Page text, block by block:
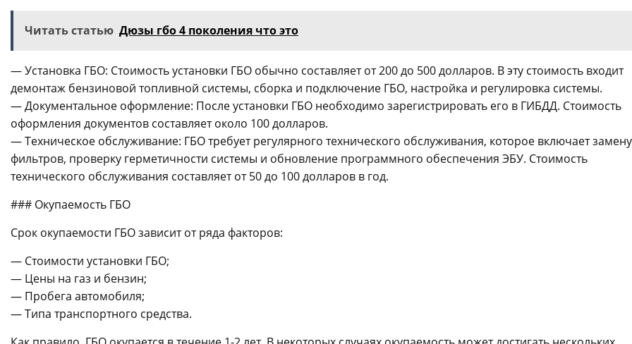
Читать статью Дюзы гбо 4 поколения что это
— Установка ГБО: Стоимость установки ГБО обычно составляет от 200 до 500 долларов. В эту стоимость входит
демонтаж бензиновой топливной системы, сборка и подключение ГБО, настройка и регулировка системы.
— Документальное оформление: После установки ГБО необходимо зарегистрировать его в ГИБДД. Стоимость
оформления документов составляет около 100 долларов.
— Техническое обслуживание: ГБО требует регулярного технического обслуживания, которое включает замену
фильтров, проверку герметичности системы и обновление программного обеспечения ЭБУ. Стоимость
технического обслуживания составляет от 50 до 100 долларов в год.
### Окупаемость ГБО
Срок окупаемости ГБО зависит от ряда факторов:
— Стоимости установки ГБО;
— Цены на газ и бензин;
— Пробега автомобиля;
— Типа транспортного средства.